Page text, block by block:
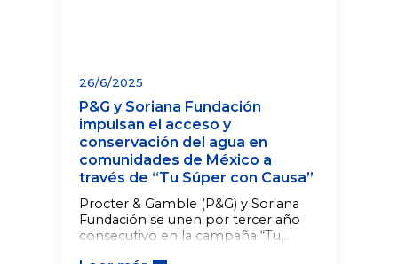
26/6/2025
P&G y Soriana Fundación
impulsan el acceso y
conservación del agua en
comunidades de México a
través de “Tu Súper con Causa”
Procter & Gamble (P&G) y Soriana
Fundación se unen por tercer año
consecutivo en la campaña “Tu